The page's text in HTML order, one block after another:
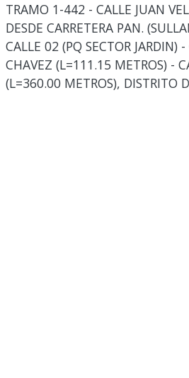
TRAMO 1-442 - CALLE JUAN
DESDE CARRETERA PAN.
CALLE 02 (PQ SECTOR JARDIN) -
CHAVEZ (L=111.15 METROS) -
(L=360.00 METROS), DISTRITO